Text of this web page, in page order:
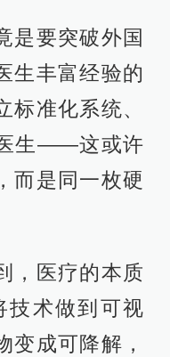
是要突破外国
生丰富经验的
标准化系统、
生——这或许
而是同一枚硬
，医疗的本质
技术做到可视
变成可降解，